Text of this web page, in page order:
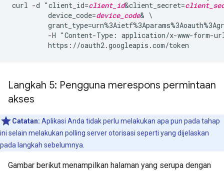
curl -d "client_id=client_id&client_secret=
         device_code=
device_code& \
-H "Content-Type: application/x-www-form-
         https://oauth2.googleapis.com/token
Langkah 5: Pengguna merespons permintaan
akses
Catatan: Aplikasi Anda tidak perlu melakukan apa pun pada tahap
ini selain melakukan polling server otorisasi seperti yang dijelaskan
pada langkah sebelumnya.
Gambar berikut menampilkan halaman yang serupa dengan